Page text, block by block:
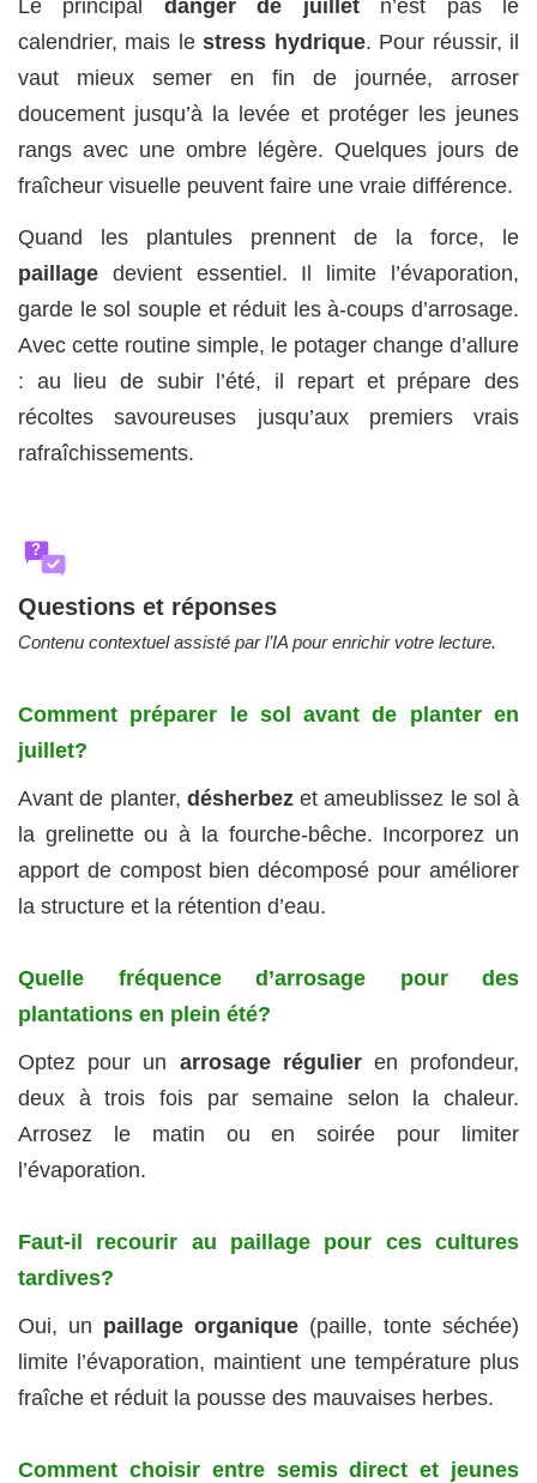
Le principal danger de juilletn’est pas le
calendrier, mais lestress hydrique. Pour réussir, il
vaut mieux semer en fin de journée, arroser
doucement jusqu’à la levée et protéger les jeunes
rangs avec une ombre légère. Quelques jours de
fraîcheur visuelle peuvent faire une vraie différence.
Quand les plantules prennent de la force, le
paillage devient essentiel. Il limite l’évaporation,
garde le sol souple et réduit les à-coups d’arrosage.
Avec cette routine simple, le potager change d’allure
: au lieu de subir l’été, il repart et prépare des
récoltes savoureuses jusqu’aux premiers vrais
rafraîchissements.
?
Questions et réponses
Contenu contextuel assisté par l’IA pour enrichir votre lecture.
Comment préparer le sol avant de planter en
juillet?
Avant de planter, désherbezet ameublissez le sol à
la grelinette ou à la fourche-bêche. Incorporez un
apport de compost bien décomposé pour améliorer
la structure et la rétention d’eau.
Quelle fréquence d’arrosage pour des
plantations en plein été?
Optez pour un arrosage régulieren profondeur,
deux à trois fois par semaine selon la chaleur.
Arrosez le matin ou en soirée pour limiter
l’évaporation.
Faut-il recourir au paillage pour ces cultures
tardives?
Oui, un paillage organique (paille, tonte séchée)
limite l’évaporation, maintient une température plus
fraîche et réduit la pousse des mauvaises herbes.
Comment choisir entre semis direct et jeunes